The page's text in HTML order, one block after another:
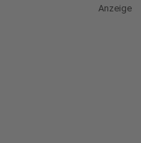
Anzeige